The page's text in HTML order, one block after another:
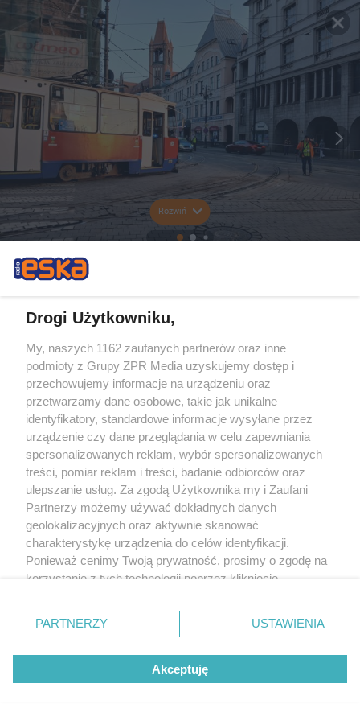
Rozwiń
Drogi Użytkowniku,
My, naszych 1162 zaufanych partnerów oraz inne
podmioty z Grupy ZPR Media uzyskujemy dostęp i
przechowujemy informacje na urządzeniu oraz
przetwarzamy dane osobowe, takie jak unikalne
identyfikatory, standardowe informacje wysyłane przez
urządzenie czy dane przeglądania w celu zapewniania
spersonalizowanych reklam, wybór spersonalizowanych
treści, pomiar reklam i treści, badanie odbiorców oraz
ulepszanie usług. Za zgodą Użytkownika my i Zaufani
Partnerzy możemy używać dokładnych danych
geolokalizacyjnych oraz aktywnie skanować
charakterystykę urządzenia do celów identyfikacji.
Ponieważ cenimy Twoją prywatność, prosimy o zgodę na
korzystanie z tych technologii poprzez kliknięcie
zmienić/wycofać klikając przycisk ustawień prywatności
znajdujący się w lewym dolnym rogu strony
rodzaje przetwarzania danych nie wymagają zgody
użytkownika, ale masz prawo sprzeciwić się takiemu
przetwarzaniu. Preferencje będą miały zastosowanie tylko
PARTNERZY USTAWIENIA
Akceptuję